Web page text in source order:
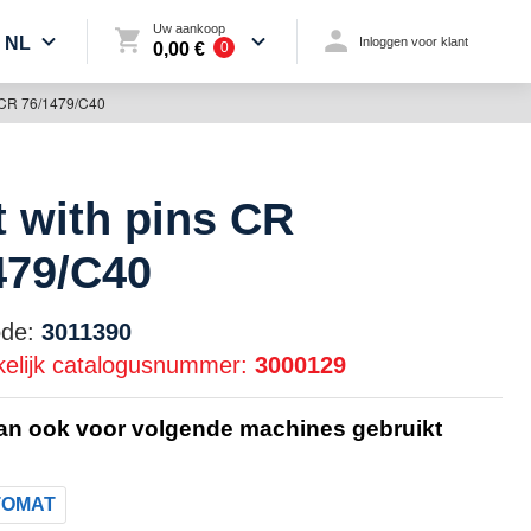
NL
Uw aankoop
0,00 € 0 Inloggen voor klant
76/1479/C40
with pins CR
C40
3011390
catalogusnummer: 3000129
ook voor volgende machines gebruikt